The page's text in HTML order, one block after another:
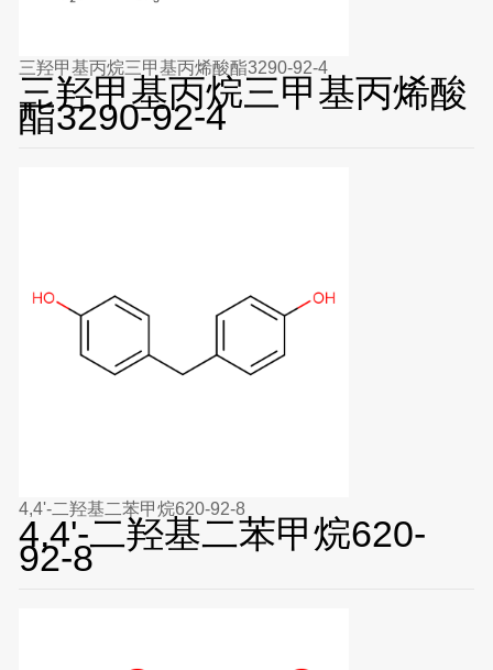
三羟甲基丙烷三甲基丙烯酸酯3290-92-4
三羟甲基丙烷三甲基丙烯酸
酯3290-92-4
4,4'-二羟基二苯甲烷620-92-8
4,4'-二羟基二苯甲烷620-
92-8